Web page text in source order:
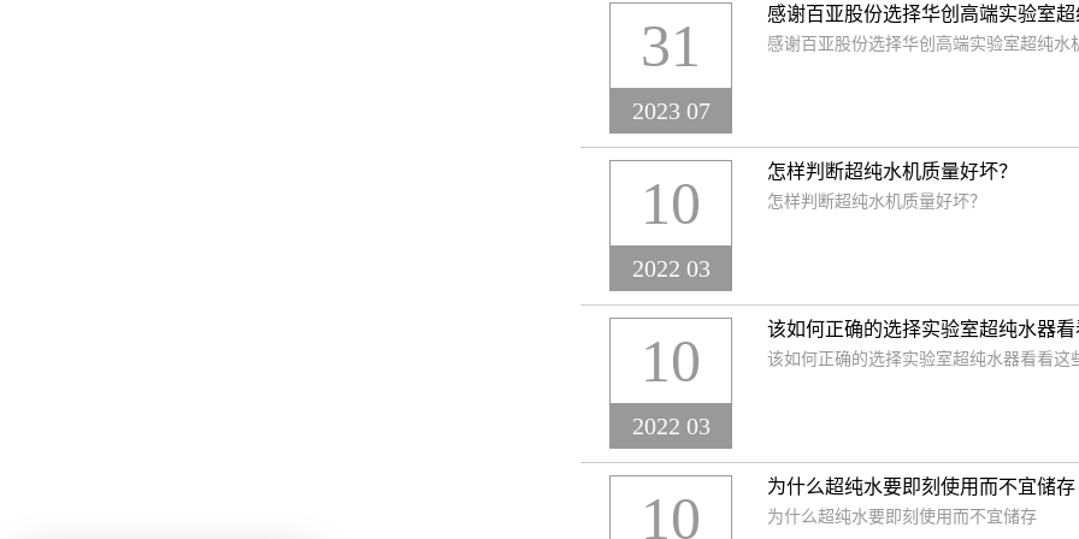
31
2023 07
感谢百亚股份选择华创高端实验室
感谢百亚股份选择华创高端实验室超纯水
10
2022 03
怎样判断超纯水机质量好坏？
怎样判断超纯水机质量好坏？
10
2022 03
该如何正确的选择实验室超纯水器
该如何正确的选择实验室超纯水器看看这
10 为什么超纯水要即刻使用而不宜储存
为什么超纯水要即刻使用而不宜储存